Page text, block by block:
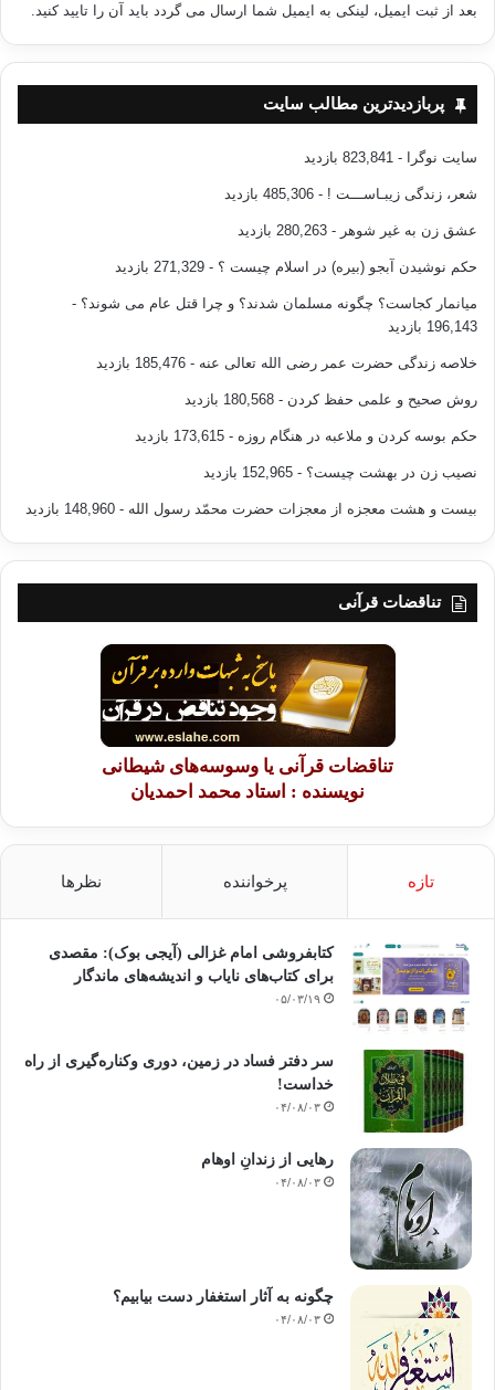
بعد از ثبت ایمیل، لینکی به ایمیل شما ارسال می گردد باید آن را تایید کنید.
پربازدیدترین مطالب سایت
سایت نوگرا - 823,841 بازدید
شعر، زندگی زیبـاســـت ! - 485,306 بازدید
عشق زن به غیر شوهر - 280,263 بازدید
حکم نوشیدن آبجو (بیره) در اسلام چیست ؟ - 271,329 بازدید
میانمار کجاست؟ چگونه مسلمان شدند؟ و چرا قتل عام می شوند؟ -
196,143 بازدید
خلاصه زندگی حضرت عمر رضی الله تعالی عنه - 185,476 بازدید
روش صحیح و علمی حفظ کردن - 180,568 بازدید
حکم بوسه کردن و ملاعبه در هنگام روزه - 173,615 بازدید
نصیب زن در بهشت چیست؟ - 152,965 بازدید
بیست و هشت معجزه از معجزات حضرت محمّد رسول الله - 148,960 بازدید
تناقضات قرآنی
تناقضات قرآنی یا وسوسه‌های شیطانی
نویسنده : استاد محمد احمدیان
تازه پرخواننده نظرها
کتابفروشی امام غزالی (آیجی بوک): مقصدی
برای کتاب‌های نایاب و اندیشه‌های ماندگار
۰۵/۰۳/۱۹
سر دفتر فساد در زمین‌، دوری وکناره‌گیری از راه
خداست‌!
۰۴/۰۸/۰۳
رهایی از زندانِ اوهام
۰۴/۰۸/۰۳
چگونه به آثار استغفار دست بیابیم؟
۰۴/۰۸/۰۳